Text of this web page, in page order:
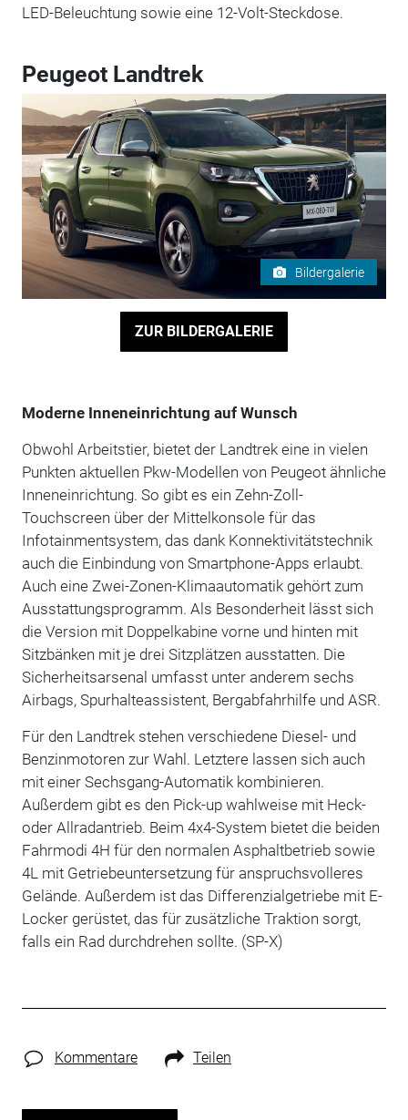
LED-Beleuchtung sowie eine 12-Volt-Steckdose.
Peugeot Landtrek
Bildergalerie
ZUR BILDERGALERIE
Moderne Inneneinrichtung auf Wunsch
Obwohl Arbeitstier, bietet der Landtrek eine in vielen
Punkten aktuellen Pkw-Modellen von Peugeot ähnliche
Inneneinrichtung. So gibt es ein Zehn-Zoll-
Touchscreen über der Mittelkonsole für das
Infotainmentsystem, das dank Konnektivitätstechnik
auch die Einbindung von Smartphone-Apps erlaubt.
Auch eine Zwei-Zonen-Klimaautomatik gehört zum
Ausstattungsprogramm. Als Besonderheit lässt sich
die Version mit Doppelkabine vorne und hinten mit
Sitzbänken mit je drei Sitzplätzen ausstatten. Die
Sicherheitsarsenal umfasst unter anderem sechs
Airbags, Spurhalteassistent, Bergabfahrhilfe und ASR.
Für den Landtrek stehen verschiedene Diesel- und
Benzinmotoren zur Wahl. Letztere lassen sich auch
mit einer Sechsgang-Automatik kombinieren.
Außerdem gibt es den Pick-up wahlweise mit Heck-
oder Allradantrieb. Beim 4x4-System bietet die beiden
Fahrmodi 4H für den normalen Asphaltbetrieb sowie
4L mit Getriebeuntersetzung für anspruchsvolleres
Gelände. Außerdem ist das Differenzialgetriebe mit E-
Locker gerüstet, das für zusätzliche Traktion sorgt,
falls ein Rad durchdrehen sollte. (SP-X)
Kommentare Teilen